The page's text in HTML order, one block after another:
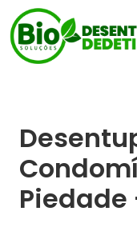
Piedade